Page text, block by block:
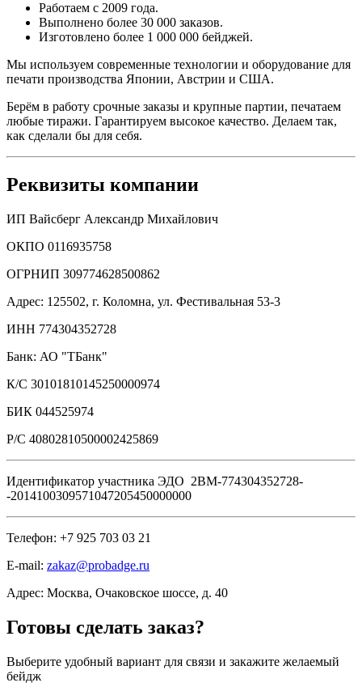
Работаем с 2009 года.
Выполнено более 30 000 заказов.
Изготовлено более 1 000 000 бейджей.
Мы используем современные технологии и оборудование для
печати производства Японии, Австрии и США.
Берём в работу срочные заказы и крупные партии, печатаем
любые тиражи. Гарантируем высокое качество. Делаем так,
как сделали бы для себя.
Реквизиты компании
ИП Вайсберг Александр Михайлович
ОКПО 0116935758
ОГРНИП 309774628500862
Адрес: 125502, г. Коломна, ул. Фестивальная 53-3
ИНН 774304352728
Банк: АО "ТБанк"
К/C 30101810145250000974
БИК 044525974
Р/C 40802810500002425869
Идентификатор участника ЭДО 2BM-774304352728-
-2014100309571047205450000000
Телефон: +7 925 703 03 21
E-mail: zakaz@probadge.ru
Адрес: Москва, Очаковское шоссе, д. 40
Готовы сделать заказ?
Выберите удобный вариант для связи и закажите желаемый
бейдж